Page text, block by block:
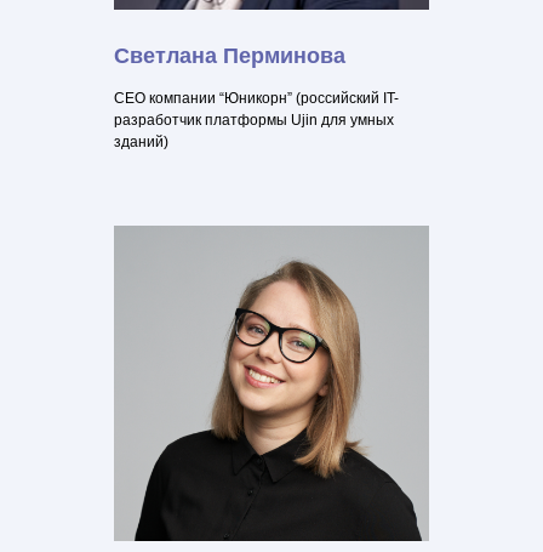
Светлана Перминова
СЕО компании “Юникорн” (российский IT-
разработчик платформы Ujin для умных
зданий)